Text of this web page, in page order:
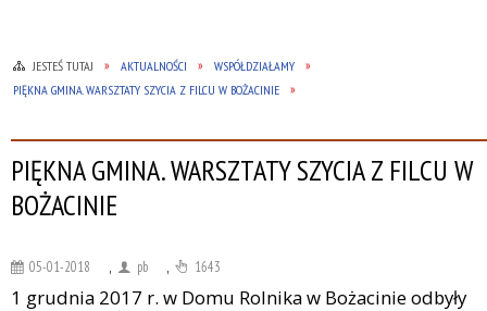
JESTEŚ TUTAJ AKTUALNOŚCI
WSPÓŁDZIAŁAMY
PIĘKNA GMINA. WARSZTATY SZYCIA Z FILCU W BOŻACINIE
PIĘKNA GMINA. WARSZTATY SZYCIA Z FILCU W
BOŻACINIE
05-01-2018 pb 1643
1 grudnia 2017 r. w Domu Rolnika w Bożacinie odbyły